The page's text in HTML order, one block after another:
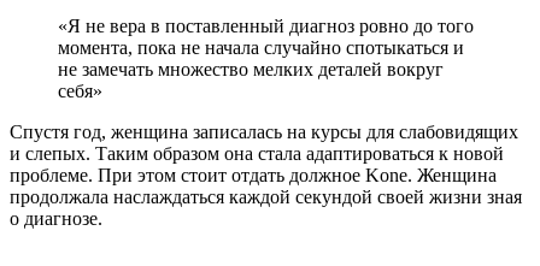
«Я не вера в поставленный диагноз ровно до того
момента, пока не начала случайно спотыкаться и
не замечать множество мелких деталей вокруг
себя»
Спустя год, женщина записалась на курсы для слабовидящих
и слепых. Таким образом она стала адаптироваться к новой
проблеме. При этом стоит отдать должное Kone. Женщина
продолжала наслаждаться каждой секундой своей жизни зная
о диагнозе.